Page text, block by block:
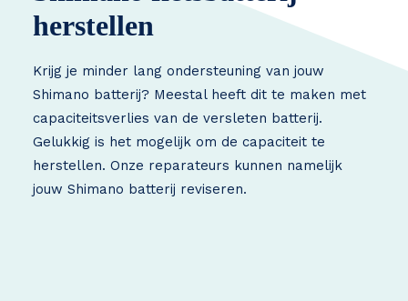
herstellen
Krijg je minder lang ondersteuning van jouw
Shimano batterij? Meestal heeft dit te maken met
capaciteitsverlies van de versleten batterij.
Gelukkig is het mogelijk om de capaciteit te
herstellen. Onze reparateurs kunnen namelijk
jouw Shimano batterij reviseren.